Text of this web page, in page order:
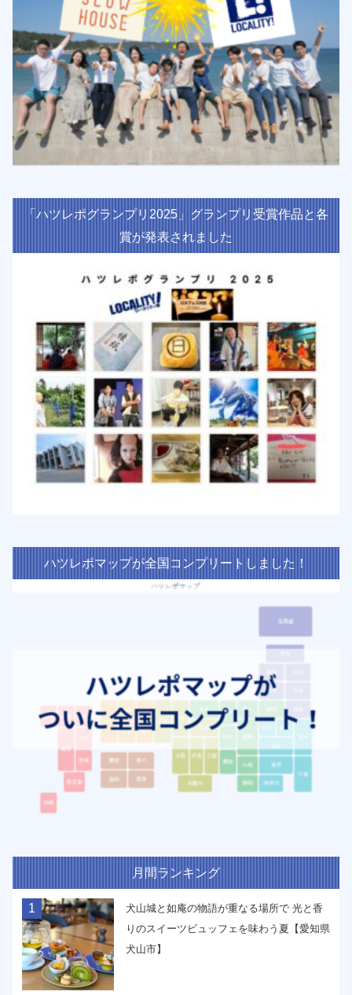
「ハツレポグランプリ2025」グランプリ受賞作品と各
賞が発表されました
ハツレポマップが全国コンプリートしました！
月間ランキング
1
犬山城と如庵の物語が重なる場所で 光と香
りのスイーツビュッフェを味わう夏【愛知県
犬山市】